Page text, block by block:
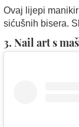
Ovaj lijepi
sićušnih bisera.
3. Nail art s